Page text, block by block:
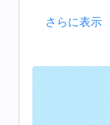
今日、
は中国共産
場所を見つ
を広める。
さらに表示